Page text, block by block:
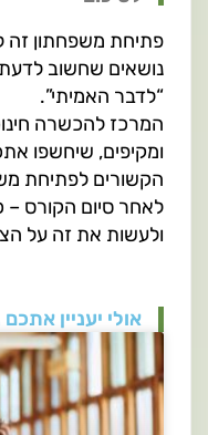
פתיחת משפחתון זה
נושאים שחשוב לדעת
“לדבר האמיתי”.
המרכז להכשרה
ומקיפים, שיחשפו
הקשורים לפתיחת
לאחר סיום הקורס –
ולעשות את זה על
אולי יעניין